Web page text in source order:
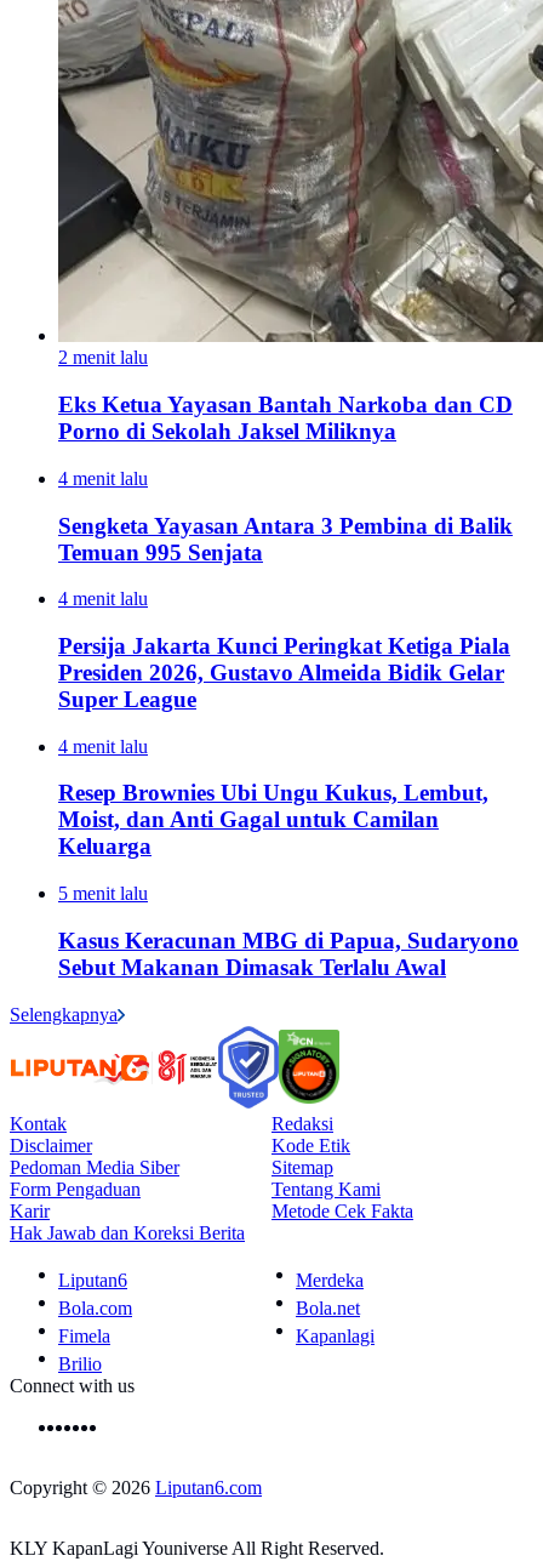
2 menit lalu
Eks Ketua Yayasan Bantah Narkoba dan CD
Porno di Sekolah Jaksel Miliknya
4 menit lalu
Sengketa Yayasan Antara 3 Pembina di Balik
Temuan 995 Senjata
4 menit lalu
Persija Jakarta Kunci Peringkat Ketiga Piala
Presiden 2026, Gustavo Almeida Bidik Gelar
Super League
4 menit lalu
Resep Brownies Ubi Ungu Kukus, Lembut,
Moist, dan Anti Gagal untuk Camilan
Keluarga
5 menit lalu
Kasus Keracunan MBG di Papua, Sudaryono
Sebut Makanan Dimasak Terlalu Awal
Selengkapnya
Kontak
Redaksi
Disclaimer
Kode Etik
Pedoman Media Siber
Sitemap
Form Pengaduan
Tentang Kami
Karir
Metode Cek Fakta
Hak Jawab dan Koreksi Berita
Liputan6
Merdeka
Bola.com
Bola.net
Fimela
Kapanlagi
Brilio
Connect with us
Copyright © 2026 Liputan6.com
KLY KapanLagi Youniverse All Right Reserved.